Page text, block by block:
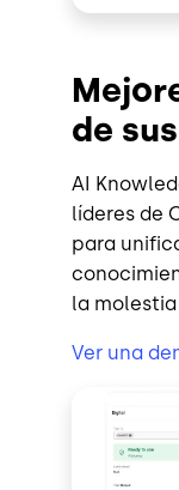
de
AI
líderes de
para
la
Ver una